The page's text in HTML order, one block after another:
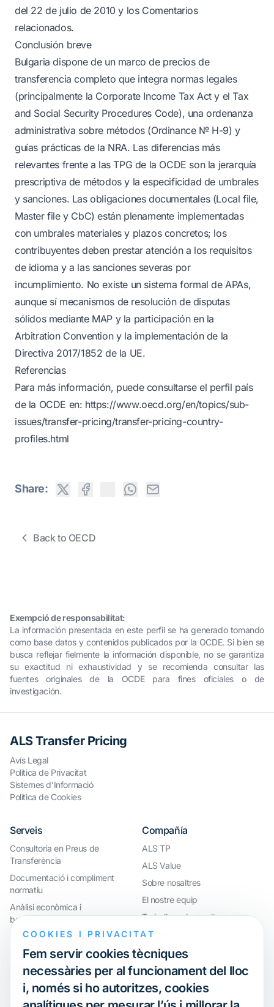
del 22 de julio de 2010 y los Comentarios
relacionados.
Conclusión breve
Bulgaria dispone de un marco de precios de
transferencia completo que integra normas legales
(principalmente la Corporate Income Tax Act y el Tax
and Social Security Procedures Code), una ordenanza
administrativa sobre métodos (Ordinance № H-9) y
guías prácticas de la NRA. Las diferencias más
relevantes frente a las TPG de la OCDE son la jerarquía
prescriptiva de métodos y la especificidad de umbrales
y sanciones. Las obligaciones documentales (Local file,
Master file y CbC) están plenamente implementadas
con umbrales materiales y plazos concretos; los
contribuyentes deben prestar atención a los requisitos
de idioma y a las sanciones severas por
incumplimiento. No existe un sistema formal de APAs,
aunque sí mecanismos de resolución de disputas
sólidos mediante MAP y la participación en la
Arbitration Convention y la implementación de la
Directiva 2017/1852 de la UE.
Referencias
Para más información, puede consultarse el perfil país
de la OCDE en: https://www.oecd.org/en/topics/sub-
issues/transfer-pricing/transfer-pricing-country-
profiles.html
Share:
Back to OECD
Exempció de responsabilitat:
La información presentada en este perfil se ha generado tomando
como base datos y contenidos publicados por la OCDE. Si bien se
busca reflejar fielmente la información disponible, no se garantiza
su exactitud ni exhaustividad y se recomienda consultar las
fuentes originales de la OCDE para fines oficiales o de
investigación.
ALS Transfer Pricing
Avís Legal
Política de Privacitat
Sistemes d'Informació
Política de Cookies
Serveis
Consultoria en Preus de
Transferència
Documentació i compliment
normatiu
Anàlisi econòmica i
benchmarkings
Compliment internacional i
reorganització de grups
Defensa davant inspeccions i
litigis
Valoracions i operacions
Compañía
ALS TP
ALS Value
Sobre nosaltres
El nostre equip
Treballa amb nosaltres
Webinar
COOKIES I PRIVACITAT
Fem servir cookies tècniques
necessàries per al funcionament del lloc
i, només si ho autoritzes, cookies